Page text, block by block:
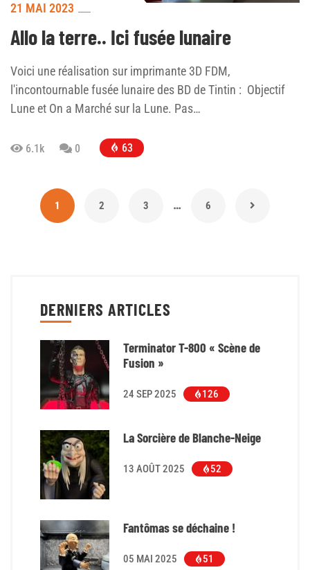
21 MAI 2023
Allo la terre.. Ici fusée lunaire
Voici une réalisation sur imprimante 3D FDM,
l'incontournable fusée lunaire des BD de Tintin : Objectif
Lune et On a Marché sur la Lune. Pas…
6.1k 0 63
1 2 3 … 6
DERNIERS ARTICLES
Terminator T-800 « Scène de
Fusion »
24 SEP 2025 126
La Sorcière de Blanche-Neige
13 AOÛT 2025 52
Fantômas se déchaine !
05 MAI 2025 51